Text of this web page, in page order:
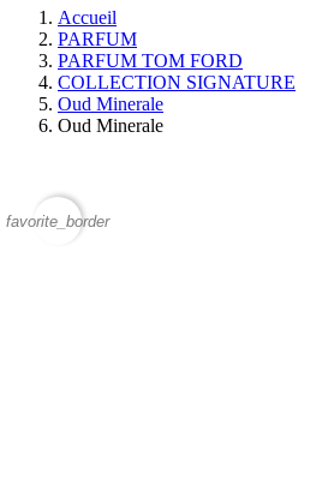
Accueil
PARFUM
PARFUM TOM FORD
COLLECTION SIGNATURE
Oud Minerale
Oud Minerale
favorite_border